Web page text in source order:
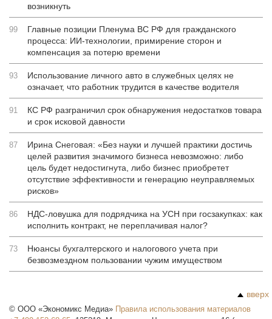
возникнуть
99
Главные позиции Пленума ВС РФ для гражданского
процесса: ИИ-технологии, примирение сторон и
компенсация за потерю времени
93
Использование личного авто в служебных целях не
означает, что работник трудится в качестве водителя
91
КС РФ разграничил срок обнаружения недостатков товара
и срок исковой давности
87
Ирина Снеговая: «Без науки и лучшей практики достичь
целей развития значимого бизнеса невозможно: либо
цель будет недостигнута, либо бизнес приобретет
отсутствие эффективности и генерацию неуправляемых
рисков»
86
НДС-ловушка для подрядчика на УСН при госзакупках: как
исполнить контракт, не переплачивая налог?
73
Нюансы бухгалтерского и налогового учета при
безвозмездном пользовании чужим имуществом
вверх
© ООО «Экономикс Медиа» Правила использования материалов